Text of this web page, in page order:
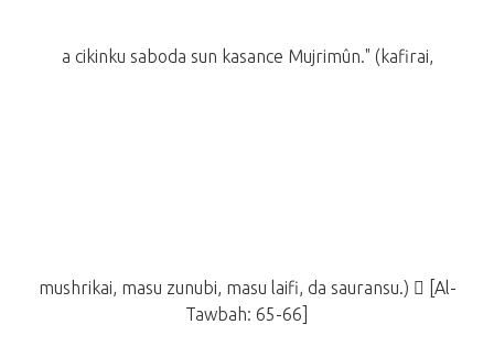
a cikinku saboda sun kasance Mujrimûn." (kafirai,
mushrikai, masu zunubi, masu laifi, da sauransu.)  [Al-
Tawbah: 65-66]